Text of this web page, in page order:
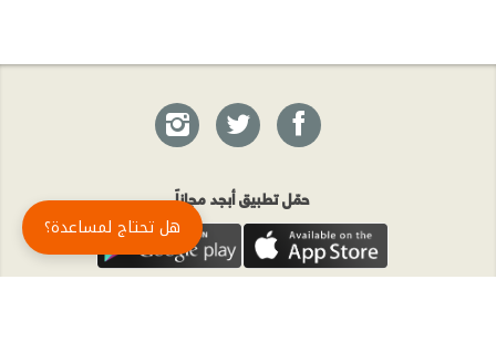
حمّل تطبيق أبجد مجاناً
هل تحتاج لمساعدة؟